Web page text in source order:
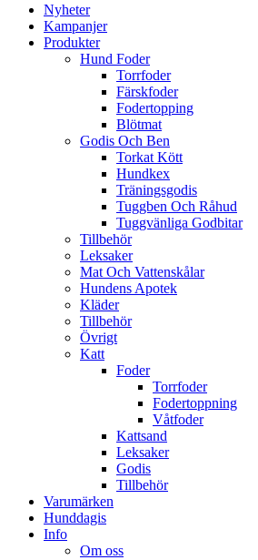
Nyheter
Kampanjer
Produkter
Hund Foder
Torrfoder
Färskfoder
Fodertopping
Blötmat
Godis Och Ben
Torkat Kött
Hundkex
Träningsgodis
Tuggben Och Råhud
Tuggvänliga Godbitar
Tillbehör
Leksaker
Mat Och Vattenskålar
Hundens Apotek
Kläder
Tillbehör
Övrigt
Katt
Foder
Torrfoder
Fodertoppning
Våtfoder
Kattsand
Leksaker
Godis
Tillbehör
Varumärken
Hunddagis
Info
Om oss